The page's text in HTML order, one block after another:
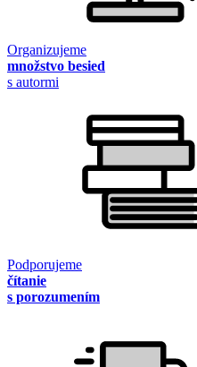
Organizujeme
množstvo besied
s autormi
Podporujeme
čítanie
s porozumením